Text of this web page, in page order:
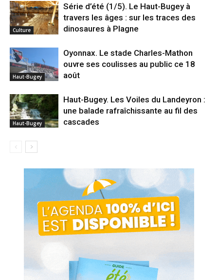
Culture
Série d’été (1/5). Le Haut-Bugey à
travers les âges : sur les traces des
dinosaures à Plagne
Haut-Bugey
Oyonnax. Le stade Charles-Mathon
ouvre ses coulisses au public ce 18
août
Haut-Bugey
Haut-Bugey. Les Voiles du Landeyron :
une balade rafraîchissante au fil des
cascades